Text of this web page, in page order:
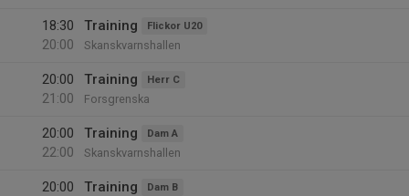
18:30
20:00
Training Flickor U20
Skanskvarnshallen
20:00
21:00
Training Herr C
Forsgrenska
20:00
22:00
Training Dam A
Skanskvarnshallen
20:00
Training Dam B